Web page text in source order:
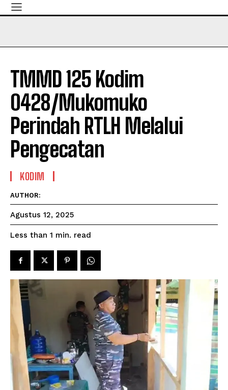
TMMD 125 Kodim
0428/Mukomuko
Perindah RTLH Melalui
Pengecatan
KODIM
AUTHOR:
Agustus 12, 2025
Less than 1 min. read